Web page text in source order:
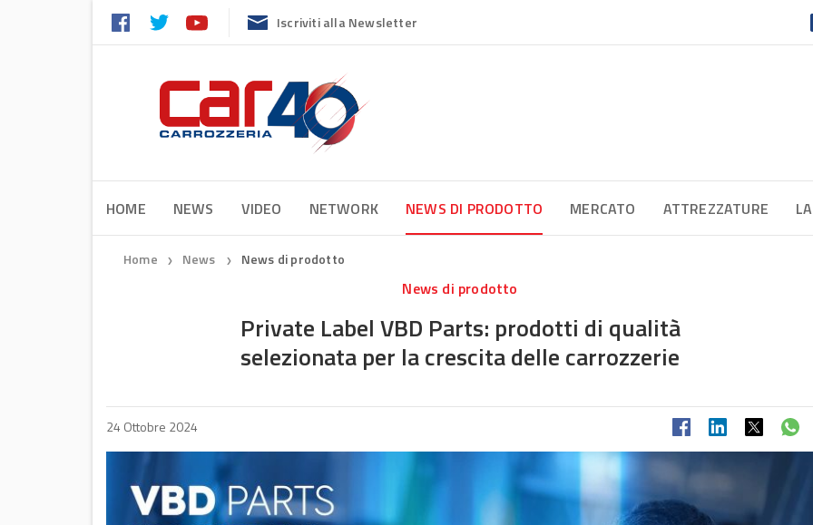
Iscriviti alla Newsletter
HOME NEWS VIDEO NETWORK NEWS DI PRODOTTO MERCATO ATTREZZATURE
Home ❯ News ❯ News di prodotto
News di prodotto
Private Label VBD Parts: prodotti di qualità
selezionata per la crescita delle carrozzerie
24 Ottobre 2024